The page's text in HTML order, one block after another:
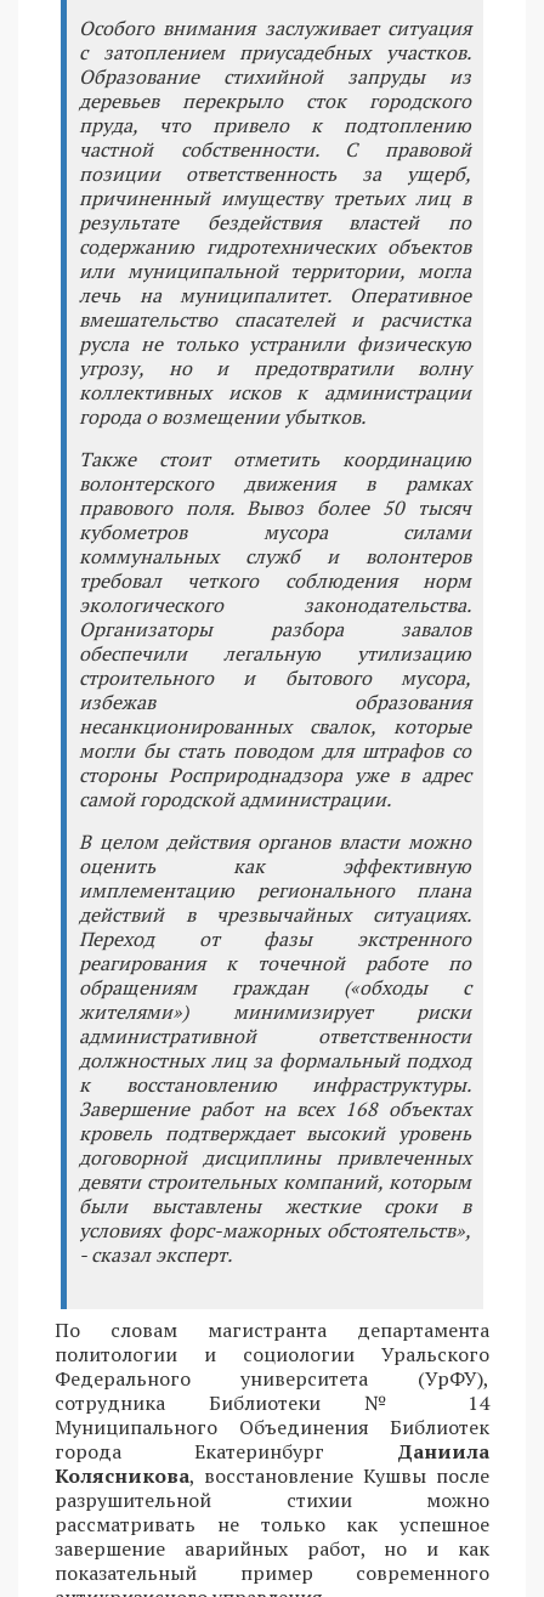
Особого внимания заслуживает ситуация
с затоплением приусадебных участков.
Образование стихийной запруды из
деревьев перекрыло сток городского
пруда, что привело к подтоплению
частной собственности. С правовой
позиции ответственность за ущерб,
причиненный имуществу третьих лиц в
результате бездействия властей по
содержанию гидротехнических объектов
или муниципальной территории, могла
лечь на муниципалитет. Оперативное
вмешательство спасателей и расчистка
русла не только устранили физическую
угрозу, но и предотвратили волну
коллективных исков к администрации
города о возмещении убытков.
Также стоит отметить координацию
волонтерского движения в рамках
правового поля. Вывоз более 50 тысяч
кубометров мусора силами
коммунальных служб и волонтеров
требовал четкого соблюдения норм
экологического законодательства.
Организаторы разбора завалов
обеспечили легальную утилизацию
строительного и бытового мусора,
избежав образования
несанкционированных свалок, которые
могли бы стать поводом для штрафов со
стороны Росприроднадзора уже в адрес
самой городской администрации.
В целом действия органов власти можно
оценить как эффективную
имплементацию регионального плана
действий в чрезвычайных ситуациях.
Переход от фазы экстренного
реагирования к точечной работе по
обращениям граждан («обходы с
жителями») минимизирует риски
административной ответственности
должностных лиц за формальный подход
к восстановлению инфраструктуры.
Завершение работ на всех 168 объектах
кровель подтверждает высокий уровень
договорной дисциплины привлеченных
девяти строительных компаний, которым
были выставлены жесткие сроки в
условиях форс-мажорных обстоятельств»,
- сказал эксперт.
По словам магистранта департамента
политологии и социологии Уральского
Федерального университета (УрФУ),
сотрудника Библиотеки № 14
Муниципального Объединения Библиотек
города Екатеринбург Даниила
Колясникова, восстановление Кушвы после
разрушительной стихии можно
рассматривать не только как успешное
завершение аварийных работ, но и как
показательный пример современного